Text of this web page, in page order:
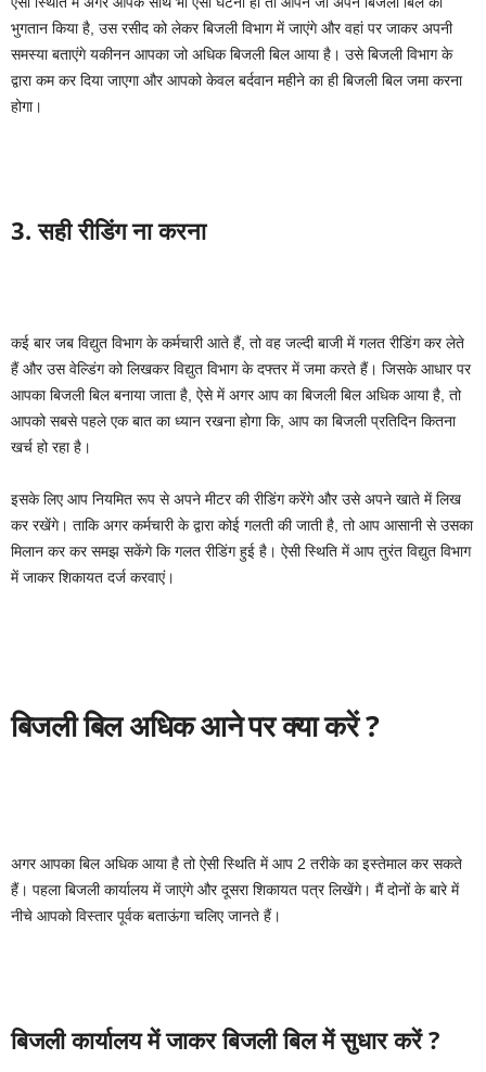
भुगतान किया है, उस रसीद को लेकर बिजली विभाग में जाएंगे और वहां पर जाकर अपनी
समस्या बताएंगे यकीनन आपका जो अधिक बिजली बिल आया है। उसे बिजली विभाग के
द्वारा कम कर दिया जाएगा और आपको केवल बर्दवान महीने का ही बिजली बिल जमा करना
होगा।
3. सही रीडिंग ना करना
कई बार जब विद्युत विभाग के कर्मचारी आते हैं, तो वह जल्दी बाजी में गलत रीडिंग कर लेते
हैं और उस वेल्डिंग को लिखकर विद्युत विभाग के दफ्तर में जमा करते हैं। जिसके आधार पर
आपका बिजली बिल बनाया जाता है, ऐसे में अगर आप का बिजली बिल अधिक आया है, तो
आपको सबसे पहले एक बात का ध्यान रखना होगा कि, आप का बिजली प्रतिदिन कितना
खर्च हो रहा है।
इसके लिए आप नियमित रूप से अपने मीटर की रीडिंग करेंगे और उसे अपने खाते में लिख
कर रखेंगे। ताकि अगर कर्मचारी के द्वारा कोई गलती की जाती है, तो आप आसानी से उसका
मिलान कर कर समझ सकेंगे कि गलत रीडिंग हुई है। ऐसी स्थिति में आप तुरंत विद्युत विभाग
में जाकर शिकायत दर्ज करवाएं।
बिजली बिल अधिक आने पर क्या करें ?
अगर आपका बिल अधिक आया है तो ऐसी स्थिति में आप 2 तरीके का इस्तेमाल कर सकते
हैं। पहला बिजली कार्यालय में जाएंगे और दूसरा शिकायत पत्र लिखेंगे। मैं दोनों के बारे में
नीचे आपको विस्तार पूर्वक बताऊंगा चलिए जानते हैं।
बिजली कार्यालय में जाकर बिजली बिल में सुधार करें ?